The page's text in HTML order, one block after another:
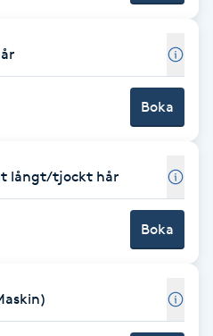
Boka
långt/tjockt hår
Boka